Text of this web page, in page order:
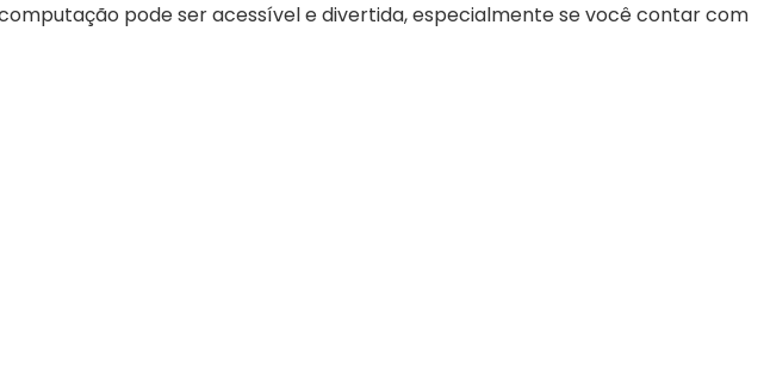
pode ser acessível e divertida, especialmente se você contar com